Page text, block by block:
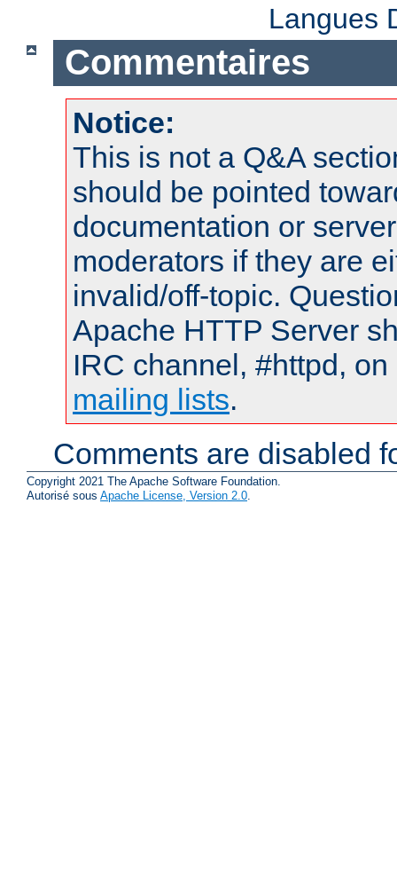
Langues
Commentaires
Notice:
This is not a Q&A
should be pointed
documentation or
moderators if they are
invalid/off-topic.
Apache HTTP Server
IRC channel, #httpd,
mailing lists.
Comments are disabled
Copyright 2021 The Apache Software Foundation.
Autorisé sous Apache License, Version 2.0